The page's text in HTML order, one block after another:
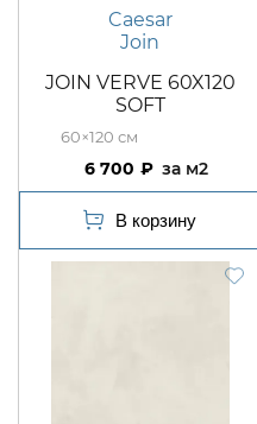
Caesar
Join
JOIN VERVE 60X120
SOFT
60×120
6 700 м2